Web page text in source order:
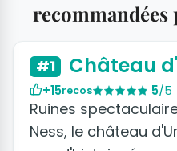
recommandées
#1 Château
+15recos 5/5
Ruines
Ness, le château